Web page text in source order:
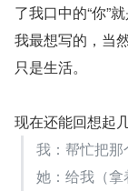
了我口中的“你”
我最想写的，当
只是生活。
现在还能回想起
我：帮忙把
她：给我（拿